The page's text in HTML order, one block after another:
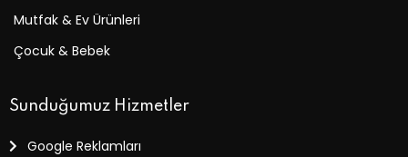
Mutfak & Ev Ürünleri
Çocuk & Bebek
Sunduğumuz Hizmetler
Google Reklamları